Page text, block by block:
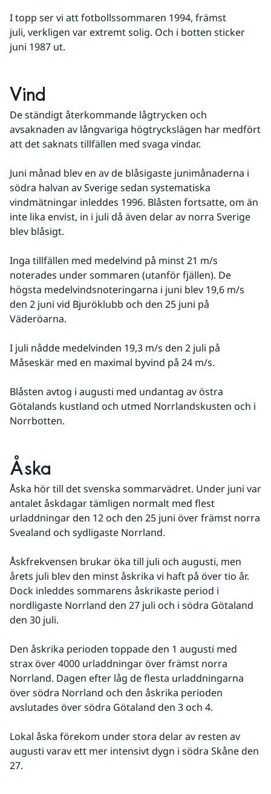
I topp ser vi att fotbollssommaren 1994, främst
juli, verkligen var extremt solig. Och i botten sticker
juni 1987 ut.
Vind
De ständigt återkommande lågtrycken och
avsaknaden av långvariga högtryckslägen har medfört
att det saknats tillfällen med svaga vindar.
Juni månad blev en av de blåsigaste junimånaderna i
södra halvan av Sverige sedan systematiska
vindmätningar inleddes 1996. Blåsten fortsatte, om än
inte lika envist, in i juli då även delar av norra Sverige
blev blåsigt.
Inga tillfällen med medelvind på minst 21 m/s
noterades under sommaren (utanför fjällen). De
högsta medelvindsnoteringarna i juni blev 19,6 m/s
den 2 juni vid Bjuröklubb och den 25 juni på
Väderöarna.
I juli nådde medelvinden 19,3 m/s den 2 juli på
Måseskär med en maximal byvind på 24 m/s.
Blåsten avtog i augusti med undantag av östra
Götalands kustland och utmed Norrlandskusten och i
Norrbotten.
Åska
Åska hör till det svenska sommarvädret. Under juni var
antalet åskdagar tämligen normalt med flest
urladdningar den 12 och den 25 juni över främst norra
Svealand och sydligaste Norrland.
Åskfrekvensen brukar öka till juli och augusti, men
årets juli blev den minst åskrika vi haft på över tio år.
Dock inleddes sommarens åskrikaste period i
nordligaste Norrland den 27 juli och i södra Götaland
den 30 juli.
Den åskrika perioden toppade den 1 augusti med
strax över 4000 urladdningar över främst norra
Norrland. Dagen efter låg de flesta urladdningarna
över södra Norrland och den åskrika perioden
avslutades över södra Götaland den 3 och 4.
Lokal åska förekom under stora delar av resten av
augusti varav ett mer intensivt dygn i södra Skåne den
27.